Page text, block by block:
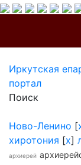
Иркутская
портал
Поиск
Ново-Ленино [
хиротония [x]
архиерей